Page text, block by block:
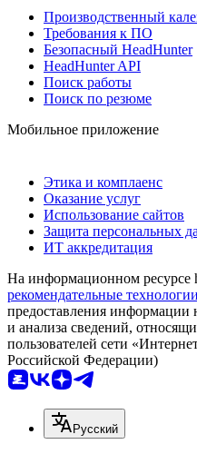
Производственный
Требования к ПО
Безопасный HeadHunter
HeadHunter API
Поиск работы
Поиск по резюме
Мобильное приложение
Этика и комплаенс
Оказание услуг
Использование сайтов
Защита персональных
ИТ аккредитация
На информационном ресурсе
рекомендательные технологии
предоставления информации
и анализа сведений,
пользователей сети
Российской Федерации)
Русский